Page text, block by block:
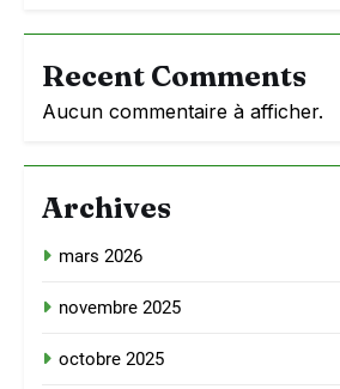
Recent Comments
Aucun commentaire à afficher.
Archives
mars 2026
novembre 2025
octobre 2025